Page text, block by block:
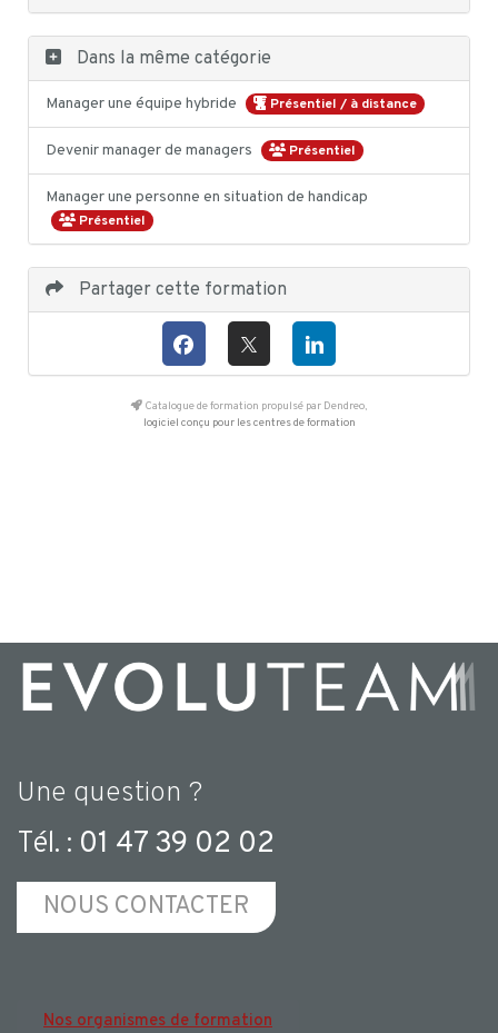
Dans la même catégorie
Manager une équipe hybride Présentiel / à distance
Devenir manager de managers Présentiel
Manager une personne en situation de handicap
Présentiel
Partager cette formation
Catalogue de formation propulsé par Dendreo,
logiciel conçu pour les centres de formation
Une question ?
Tél. : 01 47 39 02 02
NOUS CONTACTER
Nos organismes de formation